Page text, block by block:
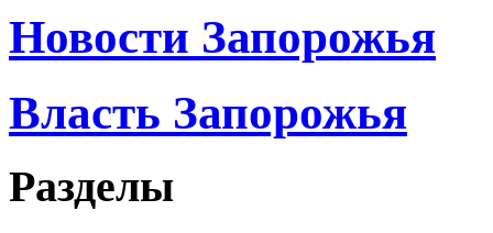
Новости Запорожья
Власть Запорожья
Разделы